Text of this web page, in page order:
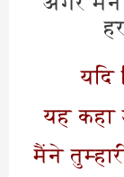
यदि
यह कहा
मैंने